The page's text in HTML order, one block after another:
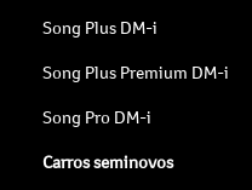
Song Plus DM-i
Song Plus Premium DM-i
Song Pro DM-i
Carros seminovos